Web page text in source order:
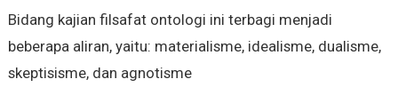
Bidang kajian filsafat ontologi ini terbagi menjadi
beberapa aliran, yaitu: materialisme, idealisme, dualisme,
skeptisisme, dan agnotisme